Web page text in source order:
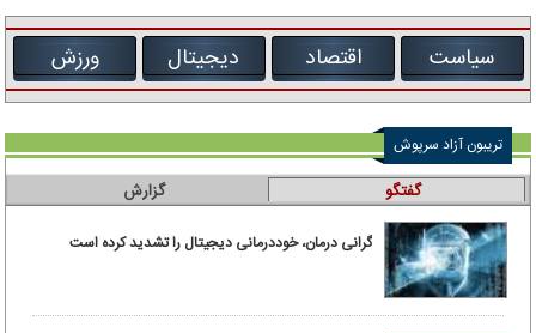
سیاست اقتصاد دیجیتال ورزش
تریبون آزاد سرپوش
گفتگو گزارش
گرانی درمان، خوددرمانی دیجیتال را تشدید کرده است